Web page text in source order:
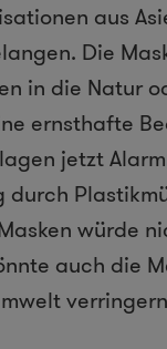
aus
Die
in die Natur
ernsthafte
jetzt
würde
auch die